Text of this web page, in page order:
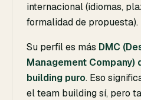
internacional (idiomas,
formalidad de propuesta).
Su perfil es más DMC
Management Company)
building puro. Eso
el team building sí, pero